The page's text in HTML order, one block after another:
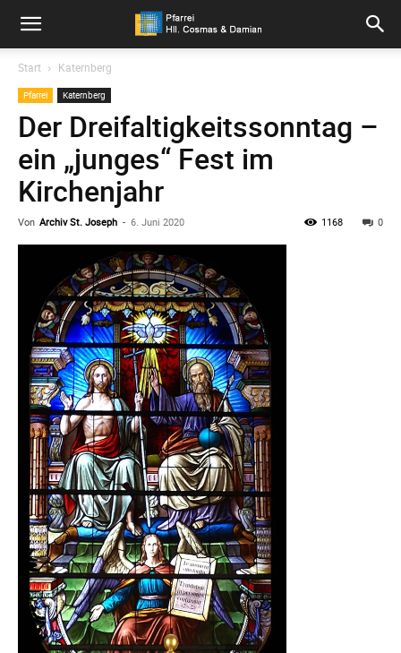
Pfarrei
Hll.
Cosmas
und
Damian
Start Katernberg
Pfarrei Katernberg
Der Dreifaltigkeitssonntag –
ein „junges“ Fest im
Kirchenjahr
Von Archiv St. Joseph - 6. Juni 2020 0
1168